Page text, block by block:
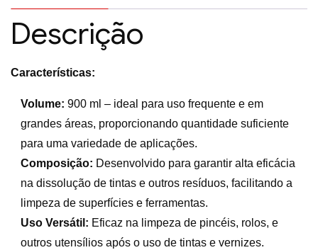
Descrição
Características:
Volume: 900 ml – ideal para uso frequente e em
grandes áreas, proporcionando quantidade suficiente
para uma variedade de aplicações.
Composição: Desenvolvido para garantir alta eficácia
na dissolução de tintas e outros resíduos, facilitando a
limpeza de superfícies e ferramentas.
Uso Versátil: Eficaz na limpeza de pincéis, rolos, e
outros utensílios após o uso de tintas e vernizes.